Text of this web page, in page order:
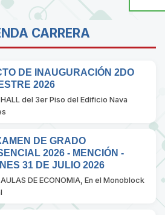
CARRERA
DE INAUGURACIÓN 2DO
2026
del 3er Piso del Edificio Nava
DE GRADO
2026 - MENCIÓN -
31 DE JULIO 2026
DE ECONOMIA, En el Monoblock